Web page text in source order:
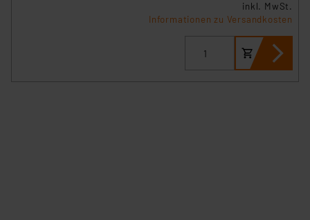
inkl. MwSt.
Informationen zu Versandkosten